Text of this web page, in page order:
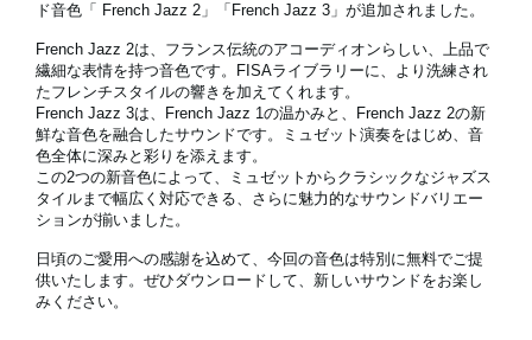
ド音色「
French Jazz 2」「French Jazz 3」 が追加されました。
French Jazz 2は、フランス伝統のアコーディオンらしい、上品で
繊細な表情を持つ音色です。FISAライブラリーに、より洗練され
たフレンチスタイルの響きを加えてくれます。
French Jazz 3は、French Jazz 1の温かみと、French Jazz 2の新
鮮な音色を融合したサウンドです。ミュゼット演奏をはじめ、音
色全体に深みと彩りを添えます。
この2つの新音色によって、ミュゼットからクラシックなジャズス
タイルまで幅広く対応できる、さらに魅力的なサウンドバリエー
ションが揃いました。
日頃のご愛用への感謝を込めて、今回の音色は特別に無料でご提
供いたします。ぜひダウンロードして、新しいサウンドをお楽し
みください。